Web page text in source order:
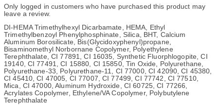
Only logged in customers who have purchased this product may
leave a review.
DI-HEMA Trimethylhexyl Dicarbamate, HEMA, Ethyl
Trimethylbenzoyl Phenylphosphinate, Silica, BHT, Calcium
Aluminum Borosilicate, Bis(Glycidoxyphenyl)propane,
Bisaminomethyl Norbornane Copolymer, Polyethylene
Terephthalate, CI 77891, CI 16035, Synthetic Fluorphlogopite, CI
19140, CI 77491, CI 15880, CI 15850, Tin Oxide, Polyurethane,
Polyurethane-33, Polyurethane-11, CI 77000, CI 42090, CI 45380,
CI 45410, CI 47005, CI 77007, CI 77499, CI 77742, CI 77510,
Mica, CI 47000, Aluminum Hydroxide, CI 60725, CI 77266,
Acrylates Copolymer, Ethylene/VA Copolymer, Polybutylene
Terephthalate